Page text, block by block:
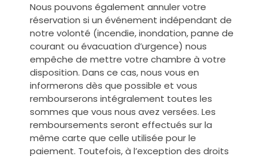
Nous pouvons également annuler votre
réservation si un événement indépendant de
notre volonté (incendie, inondation, panne de
courant ou évacuation d’urgence) nous
empêche de mettre votre chambre à votre
disposition. Dans ce cas, nous vous en
informerons dès que possible et vous
rembourserons intégralement toutes les
sommes que vous nous avez versées. Les
remboursements seront effectués sur la
même carte que celle utilisée pour le
paiement. Toutefois, à l’exception des droits